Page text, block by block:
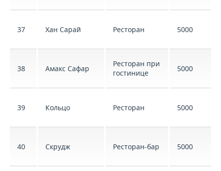
37 Хан Сарай Ресторан 5000
38 Амакс Сафар
Ресторан при
гостинице
5000
39 Кольцо Ресторан 5000
40 Скрудж Ресторан-бар 5000